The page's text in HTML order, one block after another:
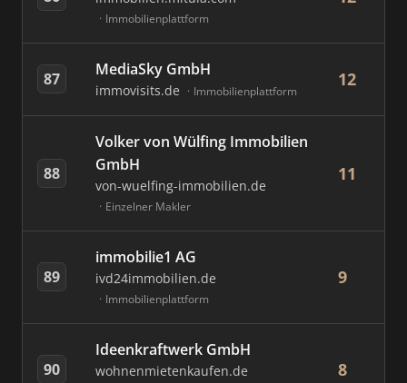
Immobilienplattform
87 MediaSky GmbH
immovisits.de Immobilienplattform
12
88
Volker von Wülfing Immobilien
GmbH
von-wuelfing-immobilien.de
Einzelner Makler
11
89
immobilie1 AG
ivd24immobilien.de
Immobilienplattform
9
90
Ideenkraftwerk GmbH
wohnenmietenkaufen.de 8